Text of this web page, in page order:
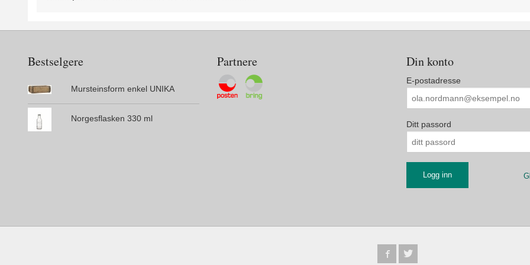
Bestselgere
Mursteinsform enkel UNIKA
Norgesflasken 330 ml
Partnere Din konto
E-postadresse
Ditt passord